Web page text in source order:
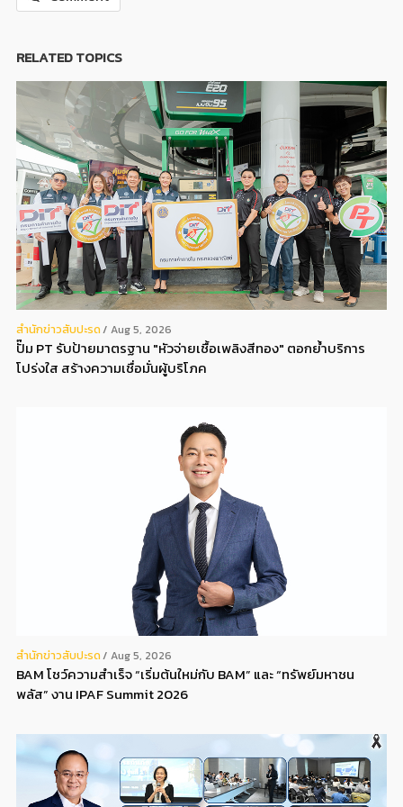
RELATED TOPICS
สํานักข่าวสับปะรด Aug 5, 2026
ปั๊ม PT รับป้ายมาตรฐาน "หัวจ่ายเชื้อเพลิงสีทอง" ตอกย้ำบริการ
โปร่งใส สร้างความเชื่อมั่นผู้บริโภค
สํานักข่าวสับปะรด Aug 5, 2026
BAM โชว์ความสำเร็จ “เริ่มต้นใหม่กับ BAM” และ “ทรัพย์มหาชน
พลัส” งาน IPAF Summit 2026